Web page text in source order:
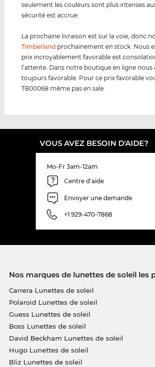
seulement les couleurs sont plus intenses
sécurité est accrue.
La prochaine livraison est sur la voie, donc
Timberland prochainement en stock. Nous
prix incroyablement favorable est
l’attente. Dans notre boutique en ligne nous
toujours favorable. Pour ce prix favorable
TB00068 même pas en sale.
VOUS AVEZ BESOIN D'AIDE?
Mo-Fr 3am-12am
Centre d'aide
Envoyer une demande
+1 929-470-7868
Nos marques de lunettes de soleil les
Carrera Lunettes de soleil
Polaroid Lunettes de soleil
Guess Lunettes de soleil
Boss Lunettes de soleil
David Beckham Lunettes de soleil
Hugo Lunettes de soleil
Bliz Lunettes de soleil